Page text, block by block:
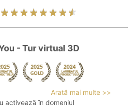
- Tur virtual 3D
Arată mai multe >>
activează în domeniul